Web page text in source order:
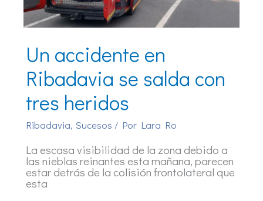
Un accidente en
Ribadavia se salda con
tres heridos
Ribadavia, Sucesos / Por Lara Ro
La escasa visibilidad de la zona debido a
las nieblas reinantes esta mañana, parecen
estar detrás de la colisión frontolateral que
esta